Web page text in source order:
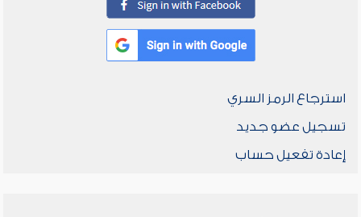
استرجاع الرمز السري
تسجيل عضو جديد
إعادة تفعيل حساب